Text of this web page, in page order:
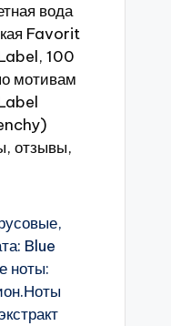
вода
Favorit
100
мотивам
отзывы,
Blue
ноты: